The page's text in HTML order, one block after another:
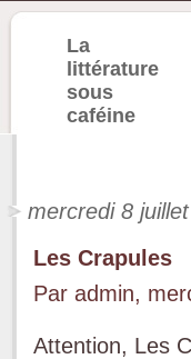
La
littérature
sous
caféine
mercredi 8
Les Crapules
Par admin,
Attention, Les